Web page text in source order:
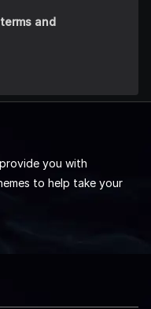
and
you with
to help take your